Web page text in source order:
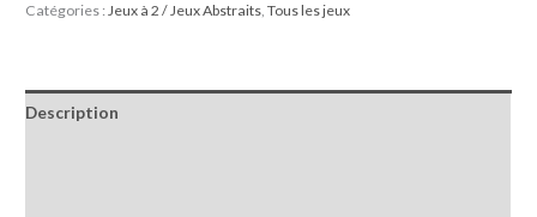
Catégories :Jeux à 2 / Jeux Abstraits,Tous les jeux
Description